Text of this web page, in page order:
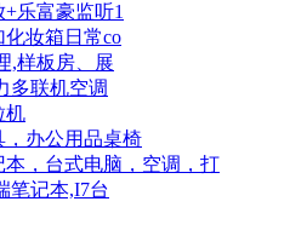
乐富豪监听1
妆箱日常co
,样板房、展
多联机空调
机
办公用品桌椅
，台式电脑，空调，打
笔记本,I7台